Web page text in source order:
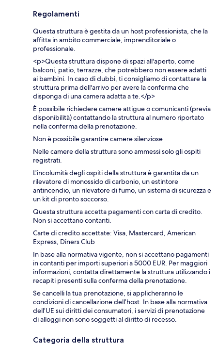
Regolamenti
Questa struttura è gestita da un host professionista, che la
affitta in ambito commerciale, imprenditoriale o
professionale.
<p>Questa struttura dispone di spazi all'aperto, come
balconi, patio, terrazze, che potrebbero non essere adatti
ai bambini. In caso di dubbi, ti consigliamo di contattare la
struttura prima dell'arrivo per avere la conferma che
disponga di una camera adatta a te.</p>
È possibile richiedere camere attigue o comunicanti (previa
disponibilità) contattando la struttura al numero riportato
nella conferma della prenotazione.
Non è possibile garantire camere silenziose
Nelle camere della struttura sono ammessi solo gli ospiti
registrati.
L'incolumità degli ospiti della struttura è garantita da un
rilevatore di monossido di carbonio, un estintore
antincendio, un rilevatore di fumo, un sistema di sicurezza e
un kit di pronto soccorso.
Questa struttura accetta pagamenti con carta di credito.
Non si accettano contanti.
Carte di credito accettate: Visa, Mastercard, American
Express, Diners Club
In base alla normativa vigente, non si accettano pagamenti
in contanti per importi superiori a 5000 EUR. Per maggiori
informazioni, contatta direttamente la struttura utilizzando i
recapiti presenti sulla conferma della prenotazione.
Se cancelli la tua prenotazione, si applicheranno le
condizioni di cancellazione dell’host. In base alla normativa
dell’UE sui diritti dei consumatori, i servizi di prenotazione
di alloggi non sono soggetti al diritto di recesso.
Categoria della struttura